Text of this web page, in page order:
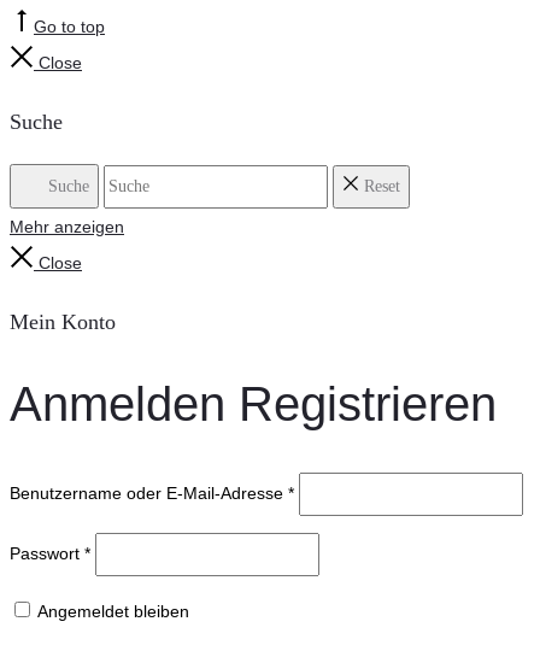
Go to top
Close
Suche
Suche Reset
Mehr anzeigen
Close
Mein Konto
Anmelden Registrieren
Benutzername oder E-Mail-Adresse *
Passwort *
Angemeldet bleiben